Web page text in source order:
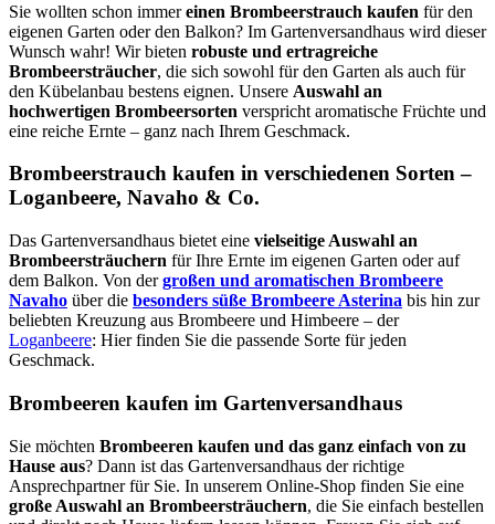
Sie wollten schon immereinen Brombeerstrauch kaufen für den
eigenen Garten oder den Balkon? Im Gartenversandhaus wird dieser
Wunsch wahr! Wir bieten robuste und ertragreiche
Brombeersträucher, die sich sowohl für den Garten als auch für
den Kübelanbau bestens eignen. Unsere Auswahl an
hochwertigen Brombeersorten verspricht aromatische Früchte und
eine reiche Ernte – ganz nach Ihrem Geschmack.
Brombeerstrauch kaufen in verschiedenen Sorten –
Loganbeere, Navaho & Co.
Das Gartenversandhaus bietet eine vielseitige Auswahl an
Brombeersträuchern für Ihre Ernte im eigenen Garten oder auf
dem Balkon. Von dergroßen und aromatischen Brombeere
Navaho über die besonders süße Brombeere Asterina bis hin zur
beliebten Kreuzung aus Brombeere und Himbeere – der
Loganbeere: Hier finden Sie die passende Sorte für jeden
Geschmack.
Brombeeren kaufen im Gartenversandhaus
Sie möchten Brombeeren kaufen und das ganz einfach von zu
Hause aus? Dann ist das Gartenversandhaus der richtige
Ansprechpartner für Sie. In unserem Online-Shop finden Sie eine
große Auswahl an Brombeersträuchern, die Sie einfach bestellen